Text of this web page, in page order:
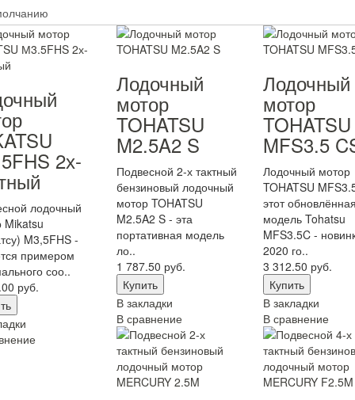
2х-
лодочный
Mikatsu
M3,5FHS -
примером
соо..
руб.
Лодочный
мотор
TOHATSU
M2.5A2 S
Подвесной 2-х тактный
бензиновый лодочный
мотор TOHATSU
M2.5A2 S - эта
портативная модель
ло..
1 787.50 руб.
В закладки
В сравнение
Лодочный
мотор
TOHATSU
MFS3.5
Лодочный мотор
TOHATSU
этот
модель Tohatsu
MFS3.5C -
2020 го..
3 312.50 руб.
В закладки
В сравнение